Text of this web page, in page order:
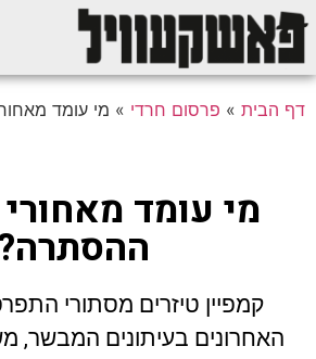
דף הבית » פרסום חרדי » מי עומד
מי עומד
קמפיין טיזרים מסתורי
האחרונים בעיתונים המבשר,